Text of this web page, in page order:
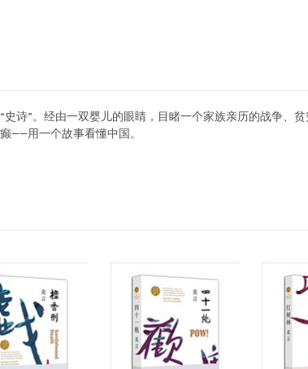
诗”。经由一双婴儿的眼睛，目睹一个家族亲历的战争、
——用一个故事看懂中国。